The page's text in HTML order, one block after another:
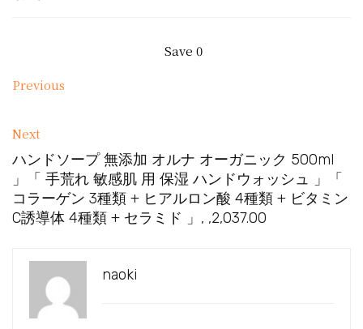
Save 0
Previous
Next
ハンドソープ 無添加 オルナ オーガニック 500ml
」「 手荒れ 敏感肌 用 保湿 ハンドウォッシュ 」「
コラーゲン 3種類 + ヒアルロン酸 4種類 + ビタミン
C誘導体 4種類 + セラミド 」, ,2,037.00
naoki